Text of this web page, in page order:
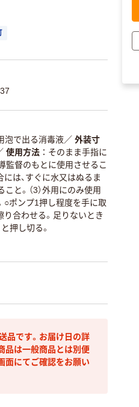
泡で出る消毒液／ 外装寸
使用方法
そのまま手指に
監督のもとに使用させるこ
には、すぐに水又はぬるま
と。（3）外用にのみ使用
○ポンプ1押し程度を手に取
合わせる。足りないとき
押し切る。
品です。お届け日の詳
品は一般商品とは別便
面にてご確認をお願い